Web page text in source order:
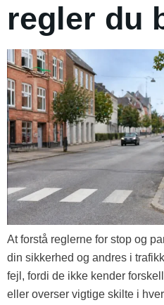
regler du
At forstå reglerne for stop og
din sikkerhed og andres i
fejl, fordi de ikke kender
eller overser vigtige skilte i